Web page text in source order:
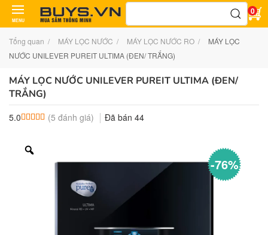
MENU
Tìm
0
Tổng quan MÁY LỌC NƯỚC MÁY LỌC NƯỚC RO
MÁY LỌC
NƯỚC UNILEVER PUREIT ULTIMA (ĐEN/ TRẮNG)
MÁY LỌC NƯỚC UNILEVER PUREIT ULTIMA (ĐEN/
TRẮNG)
5.0 5.0 trên 5 dựa trên
5 đánh giá
(5 đánh giá) Đã bán 44
-76%